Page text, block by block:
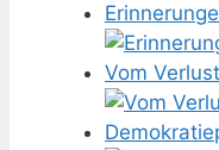
Vom